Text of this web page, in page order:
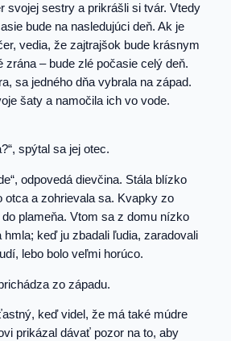
svojej sestry a prikrášli si tvár. Vtedy
bude na nasledujúci deň. Ak je
vedia, že zajtrajšok bude krásnym
zrána – bude zlé počasie celý deň.
sa jedného dňa vybrala na západ.
šaty a namočila ich vo vode.
spýtal sa jej otec.
odpovedá dievčina. Stála blízko
otca a zohrievala sa. Kvapky zo
plameňa. Vtom sa z domu nízko
hmla; keď ju zbadali ľudia, zaradovali
lebo bolo veľmi horúco.
zo západu.
keď videl, že má také múdre
prikázal dávať pozor na to, aby